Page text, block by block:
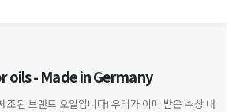
oils - Made in Germany
조된 브랜드 오일입니다! 우리가 이미 받은 수상 내